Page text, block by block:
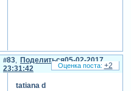
Поделиться
83
05-02-2017
23:31:42
tatiana d
+2